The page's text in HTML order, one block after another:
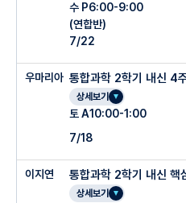
수 P6:00-9:00
(연합반)
7/22
우마리아 통합과학 2학기 내신 4
상세보기
토 A10:00-1:00
7/18
이지연 통합과학 2학기 내신 핵
상세보기